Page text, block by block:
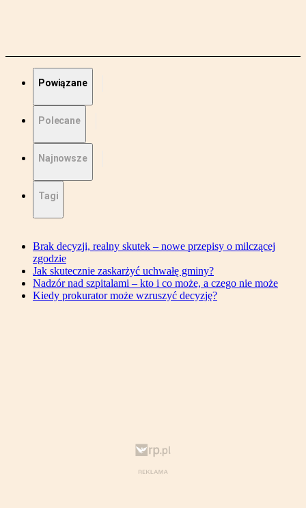
Powiązane
Polecane
Najnowsze
Tagi
Brak decyzji, realny skutek – nowe przepisy o milczącej
zgodzie
Jak skutecznie zaskarżyć uchwałę gminy?
Nadzór nad szpitalami – kto i co może, a czego nie może
Kiedy prokurator może wzruszyć decyzję?